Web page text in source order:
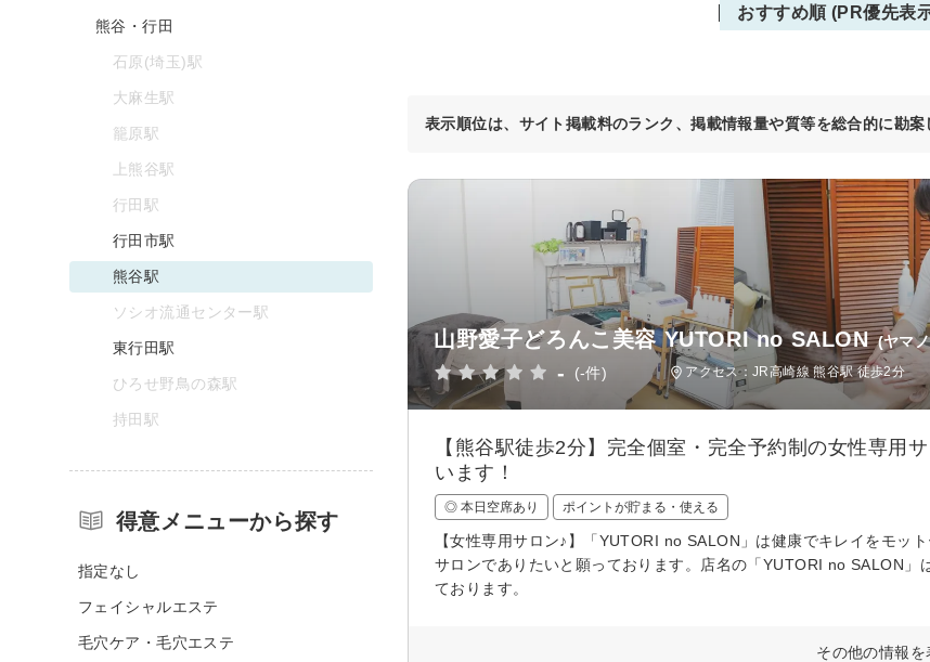
おすすめ順 (PR優先表
表示順位は、サイト掲載料のランク、掲載情報量や質等を総合的に勘案
山野愛子どろんこ美容 YUTORI no SALON (ヤマ
- (-件) アクセス：JR高崎線 熊谷駅 徒歩2分
【熊谷駅徒歩2分】完全個室・完全予約制の女性専
います！
◎ 本日空席あり ポイントが貯まる・使える
【女性専用サロン♪】「YUTORI no SALON」は健康でキレイをモッ
サロンでありたいと願っております。店名の「YUTORI no SALON
ております。
その他の情報を
熊谷・行田
石原(埼玉)駅
大麻生駅
籠原駅
上熊谷駅
行田駅
行田市駅
熊谷駅
ソシオ流通センター駅
東行田駅
ひろせ野鳥の森駅
持田駅
得意メニューから探す
指定なし
フェイシャルエステ
毛穴ケア・毛穴エステ